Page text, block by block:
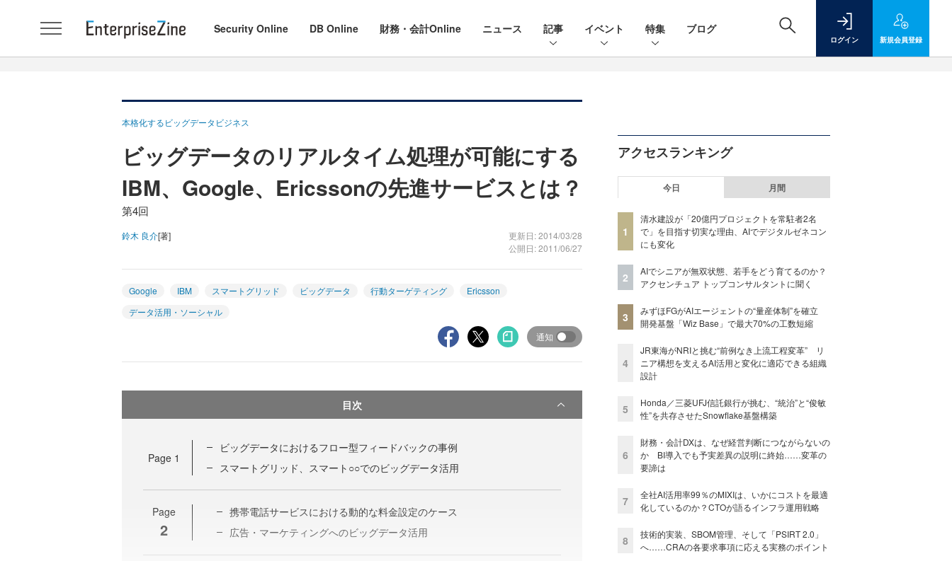
Security Online DB Online 財務・会計Online ニュース 記事 イベント 特集 ブログ
ログイン 新規会員登録
本格化するビッグデータビジネス
ビッグデータのリアルタイム処理が可能にする
IBM、Google、Ericssonの先進サービスとは？
第4回
鈴木 良介[著]
更新日: 2014/03/28
公開日: 2011/06/27
Google IBM スマートグリッド ビッグデータ 行動ターゲティング
Ericsson
データ活用・ソーシャル
通知
目次
Page 1
ビッグデータにおけるフロー型フィードバックの事例
スマートグリッド、スマート○○でのビッグデータ活用
Page
2
携帯電話サービスにおける動的な料金設定のケース
広告・マーケティングへのビッグデータ活用
アクセスランキング
今日 月間
1
清水建設が「20億円プロジェクトを常駐者2名
で」を目指す切実な理由、AIでデジタルゼネコン
にも変化
2
AIでシニアが無双状態、若手をどう育てるのか？
アクセンチュア トップコンサルタントに聞く
3
みずほFGがAIエージェントの“量産体制”を確立
開発基盤「Wiz Base」で最大70%の工数短縮
4
JR東海がNRIと挑む“前例なき上流工程変革” リ
ニア構想を支えるAI活用と変化に適応できる組織
設計
5
Honda／三菱UFJ信託銀行が挑む、“統治”と“俊敏
性”を共存させたSnowflake基盤構築
6
財務・会計DXは、なぜ経営判断につながらないの
か BI導入でも予実差異の説明に終始……変革の
要諦は
7
全社AI活用率99％のMIXIは、いかにコストを最適
化しているのか？CTOが語るインフラ運用戦略
8
技術的実装、SBOM管理、そして「PSIRT 2.0」
へ……CRAの各要求事項に応える実務のポイント